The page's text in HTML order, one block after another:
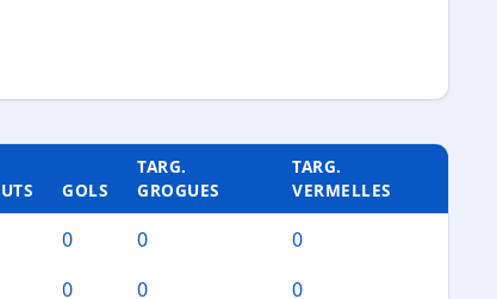
GOLS
TARG.
GROGUES
TARG.
VERMELLES
0 0
0
0 0
0